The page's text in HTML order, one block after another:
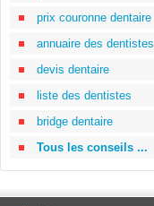
prix couronne dentaire
annuaire des dentistes
devis dentaire
liste des dentistes
bridge dentaire
Tous les conseils ...